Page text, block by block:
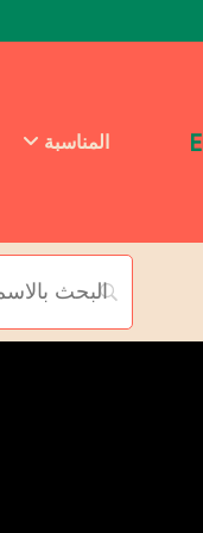
المناسبة